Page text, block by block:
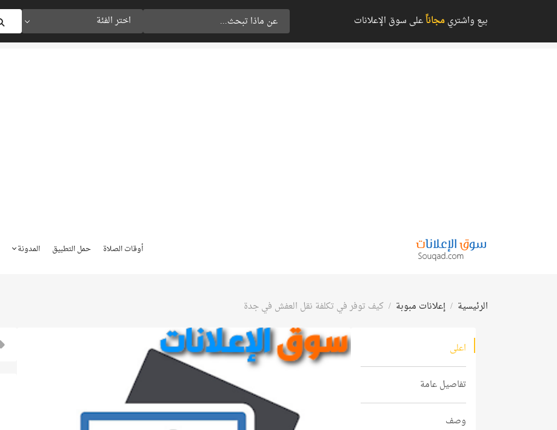
بيع واشتريمجاناًعلى سوق الإعلانات اختر الفئة
أوقات الصلاة حمل التطبيق المدونة
الرئيسية إعلانات مبوبة كيف توفر في تكلفة نقل العفش في جدة
اعلى
تفاصيل عامة
وصف